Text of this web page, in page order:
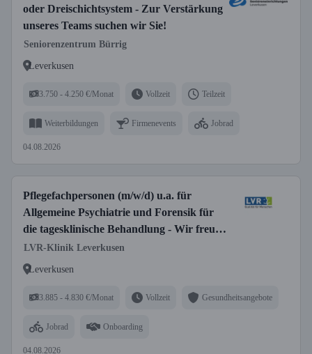
oder Dreischichtsystem - Zur Verstärkung
unseres Teams suchen wir Sie!
Seniorenzentrum Bürrig
Leverkusen
3.750 - 4.250 €/Monat Vollzeit Teilzeit
Weiterbildungen Firmenevents Jobrad
04.08.2026
Pflegefachpersonen (m/w/d) u.a. für
Allgemeine Psychiatrie und Forensik für
die tagesklinische Behandlung - Wir freuen
uns auf Sie!
LVR-Klinik Leverkusen
Leverkusen
3.885 - 4.830 €/Monat Vollzeit Gesundheitsangebote
Jobrad Onboarding
04.08.2026